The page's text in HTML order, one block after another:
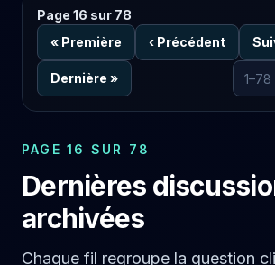
Page 16 sur 78
« Première ‹ Précédent
Dernière »
Aller
PAGE 16 SUR 78
Dernières
archivées
Chaque fil regroupe la question